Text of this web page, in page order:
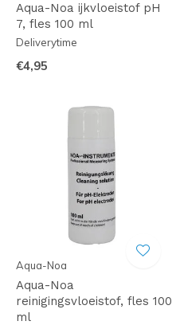
Aqua-Noa ijkvloeistof pH
7, fles 100 ml
Deliverytime
€4,95
Aqua-Noa
Aqua-Noa
reinigingsvloeistof, fles 100
ml